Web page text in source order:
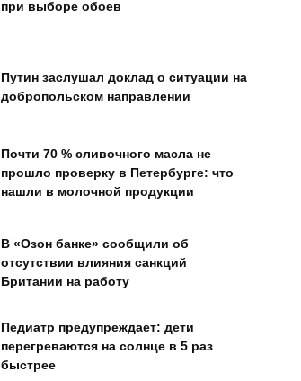
при выборе обоев
Путин заслушал доклад о ситуации на
добропольском направлении
Почти 70 % сливочного масла не
прошло проверку в Петербурге: что
нашли в молочной продукции
В «Озон банке» сообщили об
отсутствии влияния санкций
Британии на работу
Педиатр предупреждает: дети
перегреваются на солнце в 5 раз
быстрее